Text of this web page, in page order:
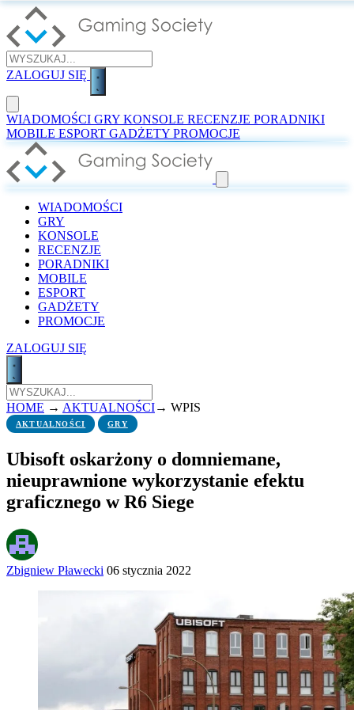
ZALOGUJ SIĘ
WIADOMOŚCI GRY KONSOLE RECENZJE PORADNIKI
MOBILE ESPORT GADŻETY PROMOCJE
WIADOMOŚCI
GRY
KONSOLE
RECENZJE
PORADNIKI
MOBILE
ESPORT
GADŻETY
PROMOCJE
ZALOGUJ SIĘ
HOME → AKTUALNOŚCI→ WPIS
AKTUALNOŚCI GRY
Ubisoft oskarżony o domniemane,
nieuprawnione wykorzystanie efektu
graficznego w R6 Siege
Zbigniew Pławecki 06 stycznia 2022